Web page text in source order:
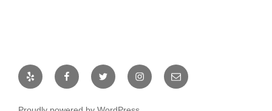
Yelp FacebookTwitter Instagramメ
ー